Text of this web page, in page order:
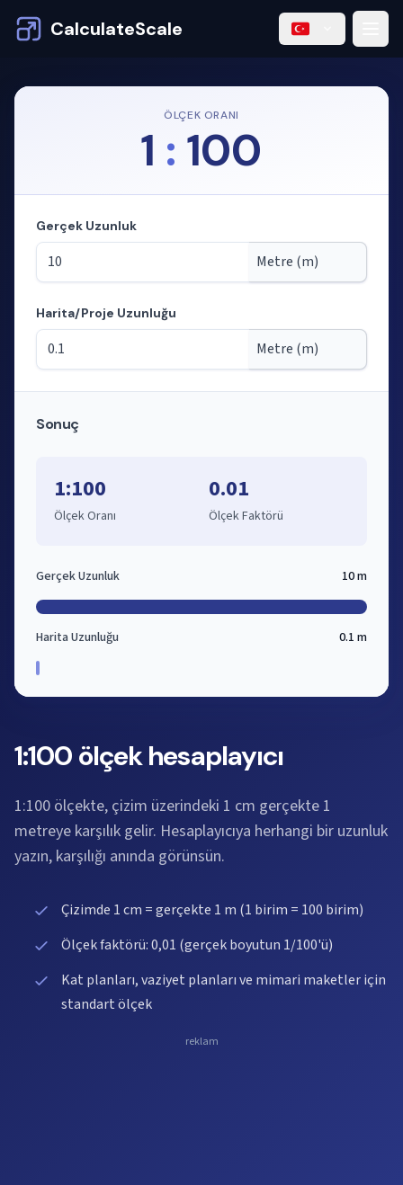
CalculateScale
1:100 ölçek hesaplayıcı
1:100 ölçekte, çizim üzerindeki 1 cm gerçekte 1
metreye karşılık gelir. Hesaplayıcıya herhangi bir uzunluk
yazın, karşılığı anında görünsün.
Çizimde 1 cm = gerçekte 1 m (1 birim = 100 birim)
Ölçek faktörü: 0,01 (gerçek boyutun 1/100'ü)
Kat planları, vaziyet planları ve mimari maketler için
standart ölçek
ÖLÇEK ORANI
1 : 100
Mod: ölçekten uzunlukları hesaplama
Gerçek Uzunluk
Harita/Proje Uzunluğu
Sonuç
1:100
Ölçek Oranı
0.01
Ölçek Faktörü
Gerçek Uzunluk 10 m
Harita Uzunluğu 0.1 m
reklam